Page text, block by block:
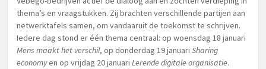
thema’s en vraagstukken. Zij brachten verschillende partijen aan
netwerktafels samen, om vandaaruit de toekomst te schrijven.
Iedere dag stond er één thema centraal: op woensdag 18 januari
Mens maakt het verschil, op donderdag 19 januari Sharing
economyen op vrijdag 20 januari Lerende digitale organisatie.